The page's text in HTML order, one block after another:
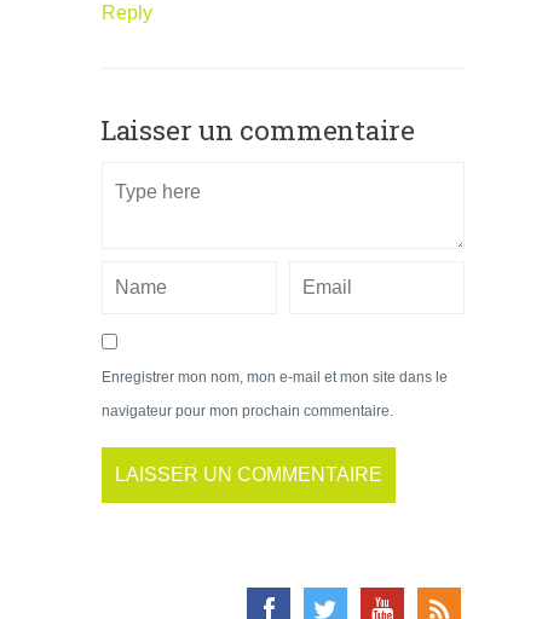
Reply
Laisser un commentaire
Enregistrer mon nom, mon e-mail et mon site dans le
navigateur pour mon prochain commentaire.